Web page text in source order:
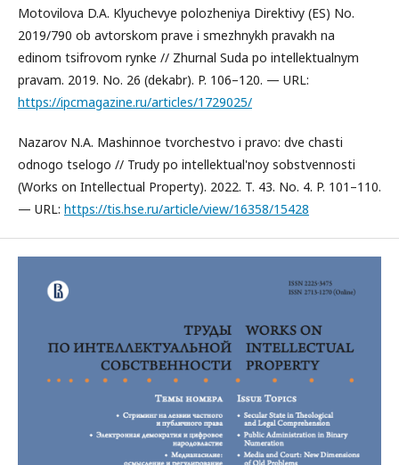
Motovilova D.A. Klyuchevye polozheniya Direktivy (ES) No.
2019/790 ob avtorskom prave i smezhnykh pravakh na
edinom tsifrovom rynke // Zhurnal Suda po intellektualnym
pravam. 2019. No. 26 (dekabr). P. 106–120. — URL:
https://ipcmagazine.ru/articles/1729025/
Nazarov N.A. Mashinnoe tvorchestvo i pravo: dve chasti
odnogo tselogo // Trudy po intellektual'noy sobstvennosti
(Works on Intellectual Property). 2022. T. 43. No. 4. P. 101–110.
— URL: https://tis.hse.ru/article/view/16358/15428